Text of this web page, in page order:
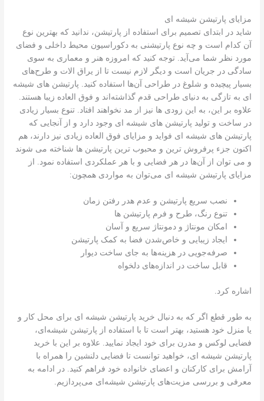
مزایای پارتیشن شیشه ای
شاید در ابتدای تصمیم برای استفاده از پارتیشن، ندانید که بهترین نوع
آن کدام است و چه نوع پارتیشنی به دکوراسیون محیط داخلی و فضای
مورد نظر شما می‌آید. توجه کنید که امروزه هنر و معماری به سوی
سادگی در جریان است و دیگر لازم نیست تا از یراق الات و طرح‌های
بسیار پیچیده و شلوغ در طراحی آن‌ها استفاده کنید. پارتیشن های شیشه
ای به تازگی به دنیای طراحی قدم گذاشته‌اند و فوق العاده زیبا هستند.
علاوه بر این، به این زودی ها نیز از مد نخواهند افتاد. تنوع بسیار زیادی
در ساخت و تولید پارتیشن های شیشه ای وجود دارد و از آنجایی که
پارتیشن های شیشه ای فواید و مزایای فوق العاده زیادی نیز دارند، هم
اکنون جزء پرفروش ترین و محبوب ترین پارتیشن ها شناخته می شوند
و می توان از آن‌ها در هر فضایی و با هر عملکردی استفاده نمود. از
مزایای پارتیشن شیشه ای می‌توان به مواردی همچون:
نصب سریع پارتیشن و عدم هدر رفتن زمان
تنوع رنگ، طرح و فرم پارتیشن‌ ها
امکان مونتاژ و دمونتاژ سریع و آسان
ایجاد زیبایی و خاص‌شدن فضا به کمک پارتیشن
صرفه‌جویی در هزینه‌ها به جای ساخت دیوار
قابل ساخت در اندازه‌های دلخواه
اشاره کرد.
به طور قطع اگر که به دنبال خرید پارتیشن شیشه ای برای محل کار و
یا منزل خود هستید، بهتر است تا با استفاده از پارتیشن شیشه‌ای،
فضایی لوکس و مدرن برای خود ایجاد نمایید. علاوه بر این با خرید
پارتیشن شیشه ای‌، خواهید توانست تا فضایی دلنشین را همراه با
آرامش برای کارکنان و اعضای خانواده خود فراهم کنید. در ادامه به
معرفی و بررسی مزیت‌های پارتیشن شیشه‌ای می‌پردازیم.